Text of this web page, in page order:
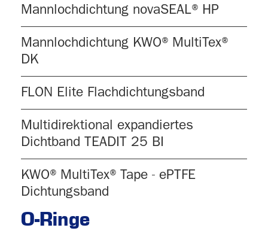
Mannlochdichtung novaSEAL® HP
Mannlochdichtung KWO® MultiTex®
DK
FLON Elite Flachdichtungsband
Multidirektional expandiertes
Dichtband TEADIT 25 BI
KWO® MultiTex® Tape - ePTFE
Dichtungsband
O-Ringe